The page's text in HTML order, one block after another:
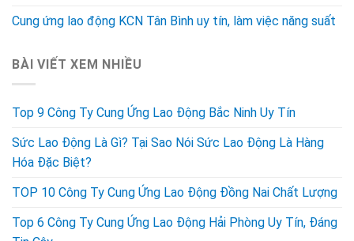
Cung ứng lao động KCN Tân Bình uy tín, làm việc năng suất
BÀI VIẾT XEM NHIỀU
Top 9 Công Ty Cung Ứng Lao Động Bắc Ninh Uy Tín
Sức Lao Động Là Gì? Tại Sao Nói Sức Lao Động Là Hàng
Hóa Đặc Biệt?
TOP 10 Công Ty Cung Ứng Lao Động Đồng Nai Chất Lượng
Top 6 Công Ty Cung Ứng Lao Động Hải Phòng Uy Tín, Đáng